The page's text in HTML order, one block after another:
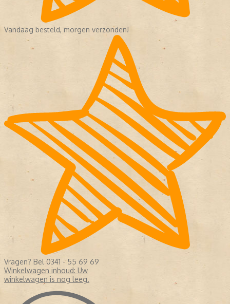
Vandaag besteld, morgen verzonden!
Vragen? Bel 0341 - 55 69 69
Winkelwagen inhoud: Uw
winkelwagen is nog leeg.